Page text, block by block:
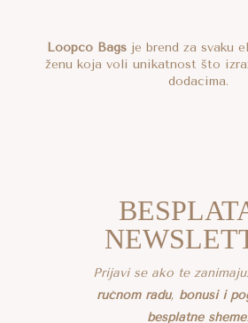
Loopco Bagsje brend za svaku
ženu koja voli unikatnost što
dodacima.
Prijavi se ako te
ručnom radu, bonusi i
besplatne sheme.